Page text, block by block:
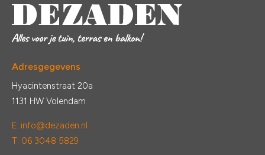
Adresgegevens
Hyacintenstraat 20a
1131 HW Volendam
E: info@dezaden.nl
T: 06 3048 5829